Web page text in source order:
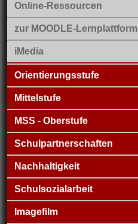
Online-Ressourcen
zur MOODLE-Lernplattform
iMedia
Orientierungsstufe
Mittelstufe
MSS - Oberstufe
Schulpartnerschaften
Nachhaltigkeit
Schulsozialarbeit
Imagefilm